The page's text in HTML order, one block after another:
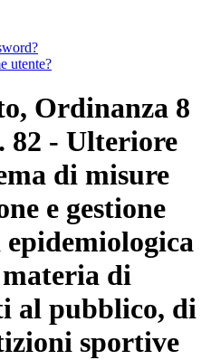
utente?
Ordinanza 8
82 - Ulteriore
di misure
e gestione
epidemiologica
di
al pubblico, di
sportive